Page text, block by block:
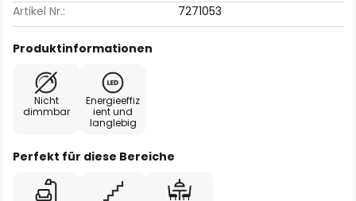
Artikel Nr.: 7271053
Produktinformationen
Nicht
dimmbar
Energieeffiz
ient und
langlebig
Perfekt für diese Bereiche